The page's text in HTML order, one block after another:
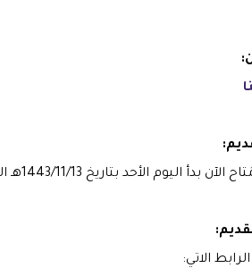
اليوم الأحد بتاريخ 1443/11/13هـ الموافق 2022/06/12م.
الاتي: